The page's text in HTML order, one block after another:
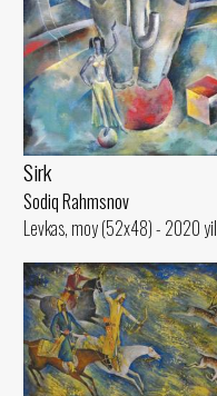
Sirk
Sodiq Rahmsnov
Levkas, moy (52x48) - 2020 yil